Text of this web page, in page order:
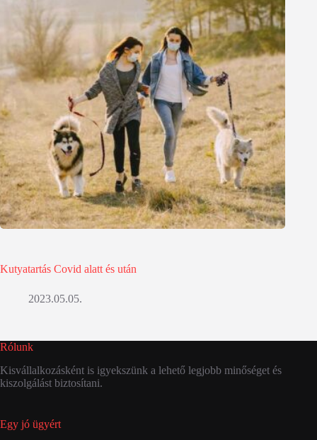
Kutyatartás Covid alatt és után
2023.05.05.
Rólunk
Kisvállalkozásként is igyekszünk a lehető legjobb minőséget és
kiszolgálást biztosítani.
Egy jó ügyért